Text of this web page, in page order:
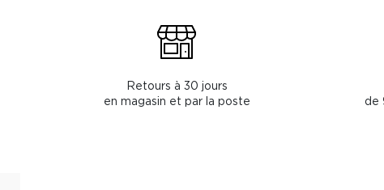
Retours à 30 jours
en magasin et par la poste
de